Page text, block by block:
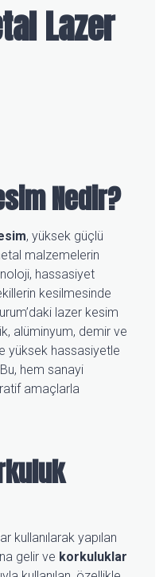
Lazer
Nedir?
, yüksek güçlü
malzemelerin
hassasiyet
kesilmesinde
lazer kesim
alüminyum, demir ve
yüksek hassasiyetle
hem sanayi
amaçlarla
kullanılarak yapılan
gelir ve korkuluklar